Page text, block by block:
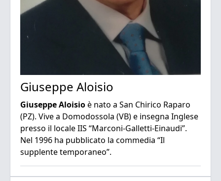
Giuseppe Aloisio
Giuseppe Aloisioè nato a San Chirico Raparo
(PZ). Vive a Domodossola (VB) e insegna Inglese
presso il locale IIS “Marconi‑Galletti‑Einaudi”.
Nel 1996 ha pubblicato la commedia “Il
supplente temporaneo”.